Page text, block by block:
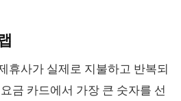
휴사가 실제로 지불하고 반복되
금 카드에서 가장 큰 숫자를 선